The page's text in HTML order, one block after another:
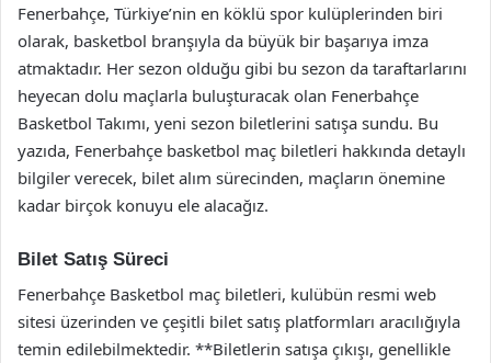
Fenerbahçe, Türkiye’nin en köklü spor kulüplerinden biri
olarak, basketbol branşıyla da büyük bir başarıya imza
atmaktadır. Her sezon olduğu gibi bu sezon da taraftarlarını
heyecan dolu maçlarla buluşturacak olan Fenerbahçe
Basketbol Takımı, yeni sezon biletlerini satışa sundu. Bu
yazıda, Fenerbahçe basketbol maç biletleri hakkında detaylı
bilgiler verecek, bilet alım sürecinden, maçların önemine
kadar birçok konuyu ele alacağız.
Bilet Satış Süreci
Fenerbahçe Basketbol maç biletleri, kulübün resmi web
sitesi üzerinden ve çeşitli bilet satış platformları aracılığıyla
temin edilebilmektedir. **Biletlerin satışa çıkışı, genellikle